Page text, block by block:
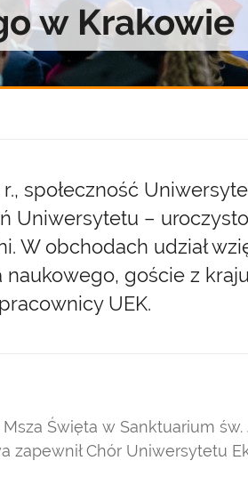
w Krakowie
społeczność
Uniwersytetu –
W obchodach udział
goście z
UEK.
Święta w Sanktuarium
zapewnił Chór Uniwersytetu